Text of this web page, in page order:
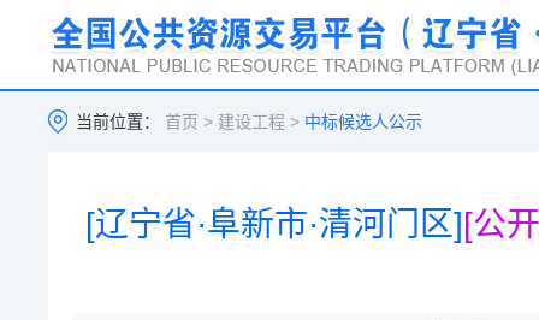
当前位置： 首页 > 建设工程 > 中标候选人公示
[辽宁省·阜新市·清河门区][公